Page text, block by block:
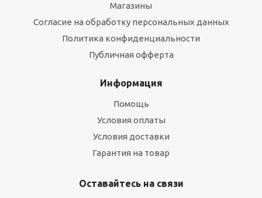
Магазины
Согласие на обработку персональных данных
Политика конфиденциальности
Публичная офферта
Информация
Помощь
Условия оплаты
Условия доставки
Гарантия на товар
Оставайтесь на связи